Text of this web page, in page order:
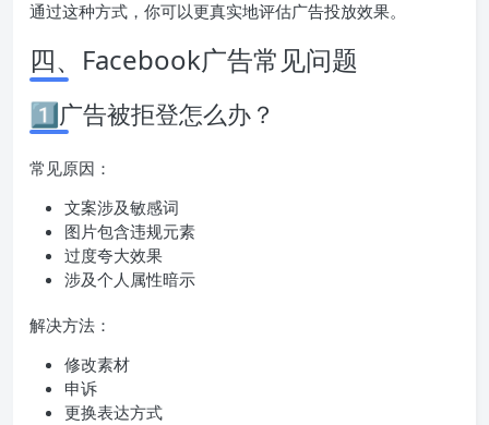
通过这种方式，你可以更真实地评估广告投放效果。
四、Facebook广告常见问题
1️⃣广告被拒登怎么办？
常见原因：
文案涉及敏感词
图片包含违规元素
过度夸大效果
涉及个人属性暗示
解决方法：
修改素材
申诉
更换表达方式